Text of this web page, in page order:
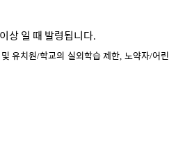
이상 일 때 발령됩니다.
유치원/학교의 실외학습 제한,노약자/어